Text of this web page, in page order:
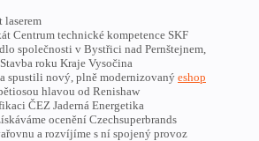
laserem
Centrum technické kompetence SKF
společnosti v Bystřici nad Pernštejnem,
roku Kraje Vysočina
spustili nový, plně modernizovaný eshop
hlavou od Renishaw
ČEZ Jaderná Energetika
ocenění Czechsuperbrands
a rozvíjíme s ní spojený provoz